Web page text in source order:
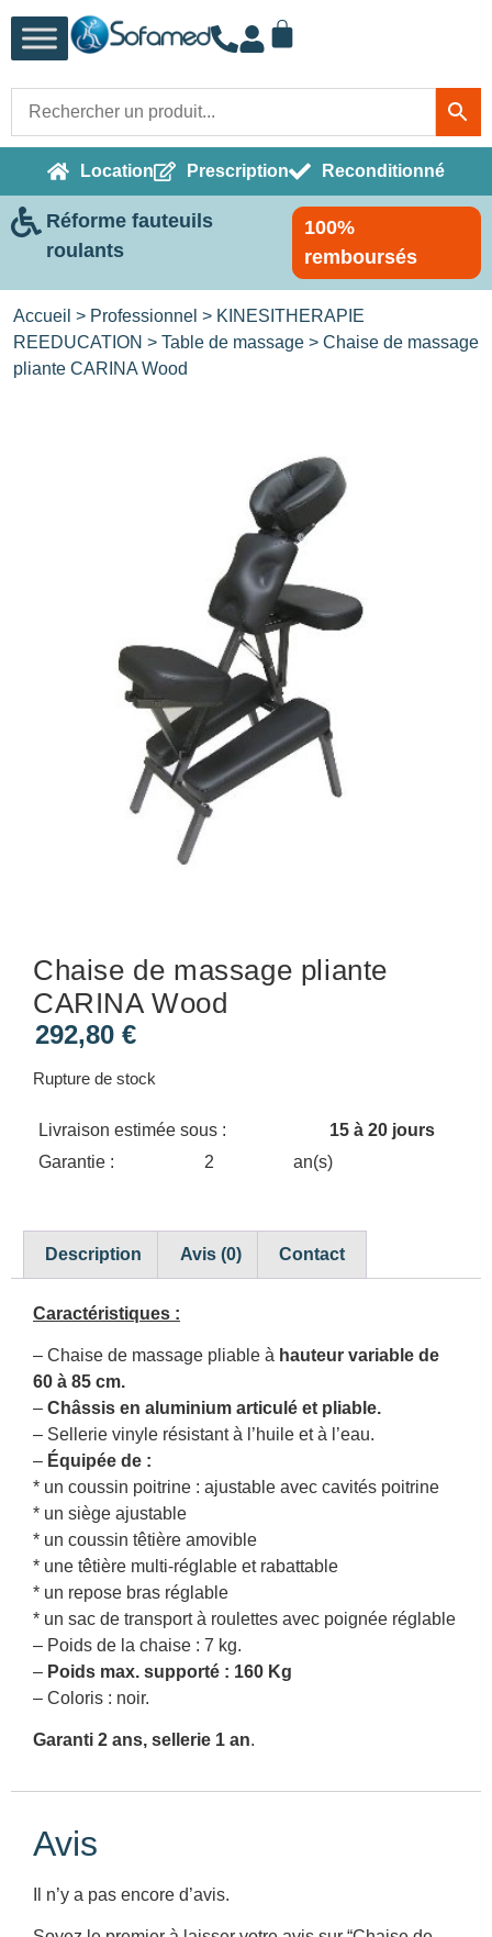
Location Prescription Reconditionné
Réforme fauteuils
roulants
100%
remboursés
Accueil > Professionnel > KINESITHERAPIE
REEDUCATION > Table de massage > Chaise de massage
pliante CARINA Wood
Chaise de massage pliante
CARINA Wood
292,80 €
Rupture de stock
Livraison estimée sous :
15 à 20 jours
Garantie :
2 an(s)
Description Avis (0) Contact
Caractéristiques :
– Chaise de massage pliable à hauteur variable de
60 à 85 cm.
– Châssis en aluminium articulé et pliable.
– Sellerie vinyle résistant à l’huile et à l’eau.
– Équipée de :
* un coussin poitrine : ajustable avec cavités poitrine
* un siège ajustable
* un coussin têtière amovible
* une têtière multi-réglable et rabattable
* un repose bras réglable
* un sac de transport à roulettes avec poignée réglable
– Poids de la chaise : 7 kg.
– Poids max. supporté : 160 Kg
– Coloris : noir.
Garanti 2 ans, sellerie 1 an.
Avis
Il n’y a pas encore d’avis.